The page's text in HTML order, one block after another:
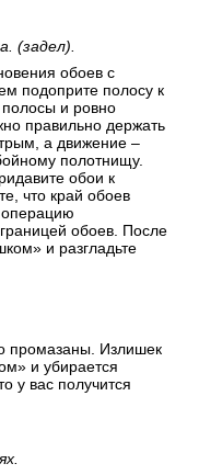
(задел).
обоев с
подоприте полосу к
полосы и ровно
правильно держать
а движение –
полотнищу.
обои к
что край обоев
операцию
обоев. После
и разгладьте
промазаны. Излишек
и убирается
у вас получится